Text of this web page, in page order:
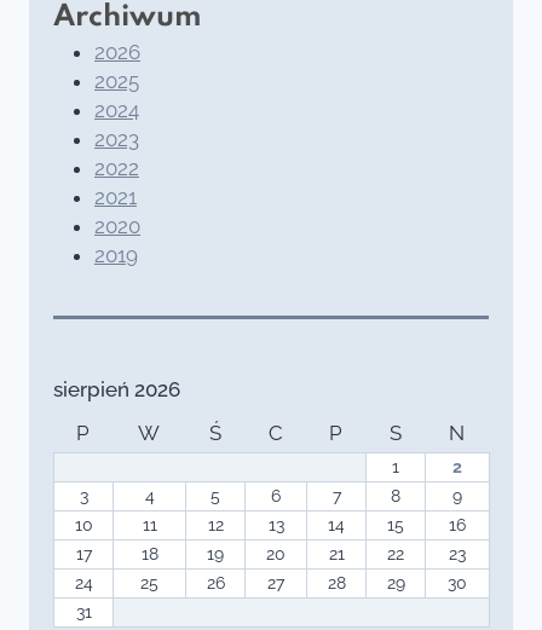
Archiwum
2026
2025
2024
2023
2022
2021
2020
2019
sierpień 2026
P
W Ś C P S N
1
2
3
4 5 6 7 8
9
10
11 12 13 14 15
16
17
18 19 20 21 22
23
24
25 26 27 28 29
30
31